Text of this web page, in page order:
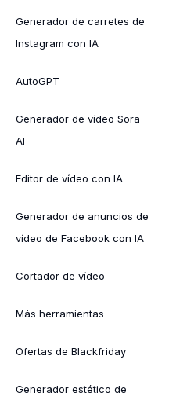
Generador de carretes de
Instagram con IA
AutoGPT
Generador de vídeo Sora
AI
Editor de vídeo con IA
Generador de anuncios de
vídeo de Facebook con IA
Cortador de vídeo
Más herramientas
Ofertas de Blackfriday
Generador estético de